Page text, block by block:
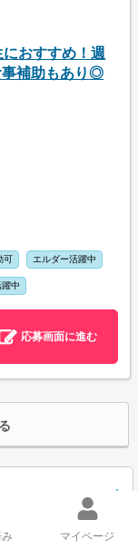
おすすめ！週
事補助もあり◎
可 エルダー活躍中
中
応募画面に進む
み マイページ